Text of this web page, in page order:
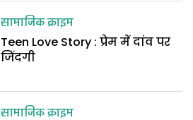
सामाजिक क्राइम
Teen Love Story : प्रेम में दांव पर
जिंदगी
सामाजिक क्राइम